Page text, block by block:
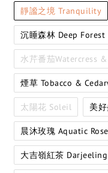
靜謐之境 Tranquility
沉睡森林 Deep Forest
水芹番茄Watercress
煙草 Tobacco &
太陽花 Soleil 美
晨沐玫瑰 Aquatic Rose
大吉嶺紅茶 Darjeeling